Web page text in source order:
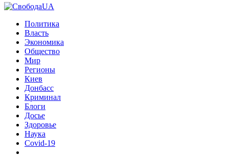
Политика
Власть
Экономика
Общество
Мир
Регионы
Киев
Донбасс
Криминал
Блоги
Досье
Здоровье
Наука
Covid-19